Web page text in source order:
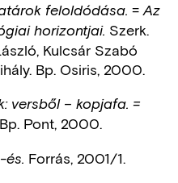
feloldódása. = Az
horizontjai. Szerk.
Kulcsár Szabó
Bp. Osiris, 2000.
versből – kopjafa. =
Bp. Pont, 2000.
és. Forrás, 2001/1.